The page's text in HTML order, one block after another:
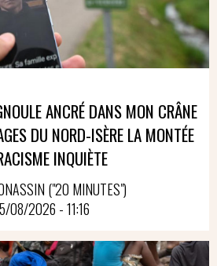
ANCRÉ DANS MON CRÂNE
DU NORD-ISÈRE LA MONTÉE
INQUIÈTE
("20 MINUTES")
08/2026 - 11:16